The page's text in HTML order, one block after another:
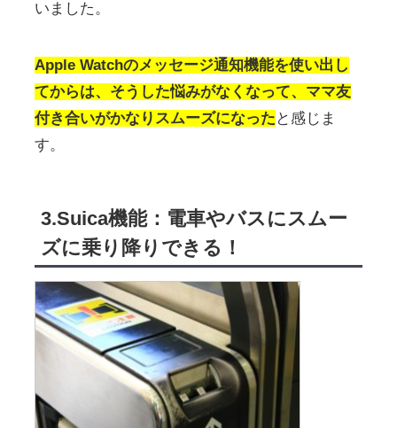
いました。
Apple Watchのメッセージ通知機能を使い出し
てからは、そうした悩みがなくなって、ママ友
付き合いがかなりスムーズになった と感じま
す。
3.Suica機能：電車やバスにスムー
ズに乗り降りできる！